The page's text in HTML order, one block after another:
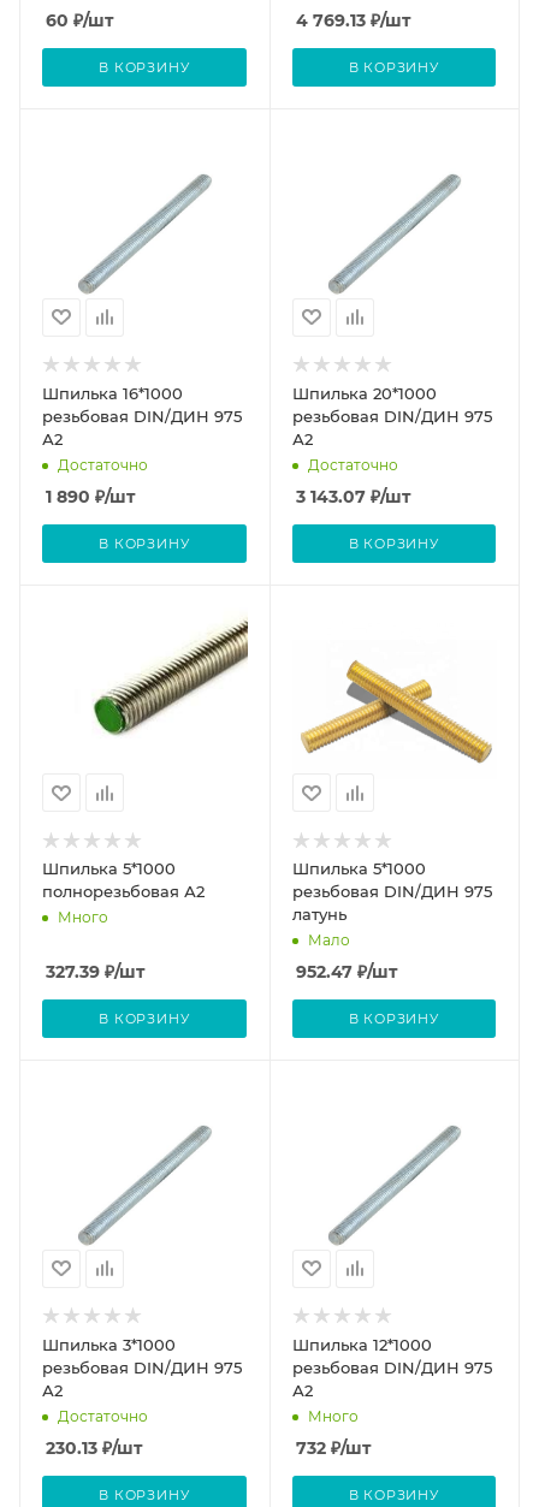
60 ₽/шт
В КОРЗИНУ
4 769.13₽/шт
В КОРЗИНУ
Шпилька 16*1000
резьбовая DIN/ДИН 975
А2
Достаточно
1 890 ₽/шт
В КОРЗИНУ
Шпилька 20*1000
резьбовая DIN/ДИН 975
А2
Достаточно
3 143.07₽/шт
В КОРЗИНУ
Шпилька 5*1000
полнорезьбовая А2
Много
327.39 ₽/шт
В КОРЗИНУ
Шпилька 5*1000
резьбовая DIN/ДИН 975
латунь
Мало
952.47₽/шт
В КОРЗИНУ
Шпилька 3*1000
резьбовая DIN/ДИН 975
А2
Достаточно
230.13 ₽/шт
В КОРЗИНУ
Шпилька 12*1000
резьбовая DIN/ДИН 975
А2
Много
732₽/шт
В КОРЗИНУ